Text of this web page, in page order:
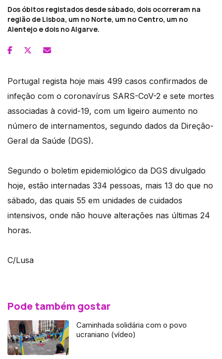
Dos óbitos registados desde sábado, dois ocorreram na
região de Lisboa, um no Norte, um no Centro, um no
Alentejo e dois no Algarve.
Portugal regista hoje mais 499 casos confirmados de
infeção com o coronavírus SARS-CoV-2 e sete mortes
associadas à covid-19, com um ligeiro aumento no
número de internamentos, segundo dados da Direção-
Geral da Saúde (DGS).
Segundo o boletim epidemiológico da DGS divulgado
hoje, estão internadas 334 pessoas, mais 13 do que no
sábado, das quais 55 em unidades de cuidados
intensivos, onde não houve alterações nas últimas 24
horas.
C/Lusa
Pode também gostar
Caminhada solidária com o povo
ucraniano (vídeo)